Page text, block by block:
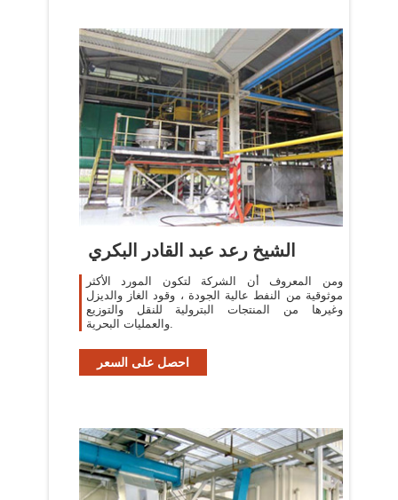
الشيخ رعد عبد القادر البكري
ومن المعروف أن الشركة لتكون المورد الأكثر
موثوقية من النفط عالية الجودة ، وقود الغاز والديزل
وغيرها من المنتجات البترولية للنقل والتوزيع
والعمليات البحرية.
احصل على السعر